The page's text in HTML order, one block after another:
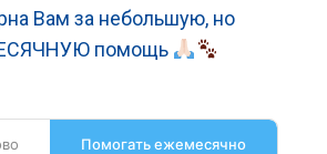
Вам за небольшую, но
помощь
Помогать ежемесячно